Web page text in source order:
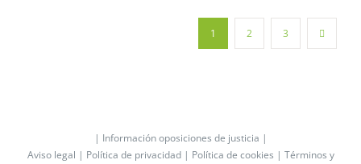
1 2 3
| Información oposiciones de justicia |
Aviso legal | Política de privacidad | Política de cookies | Términos y